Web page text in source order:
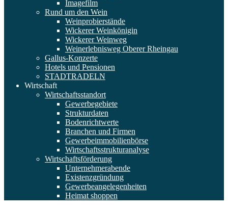
Imagefilm
Rund um den Wein
Weinprobierstände
Wickerer Weinkönigin
Wickerer Weinweg
Weinerlebnisweg Oberer Rheingau
Gallus-Konzerte
Hotels und Pensionen
STADTRADELN
Wirtschaft
Wirtschaftsstandort
Gewerbegebiete
Strukturdaten
Bodenrichtwerte
Branchen und Firmen
Gewerbeimmobilienbörse
Wirtschaftsstrukturanalyse
Wirtschaftsförderung
Unternehmerabende
Existenzgründung
Gewerbeangelegenheiten
Heimat shoppen